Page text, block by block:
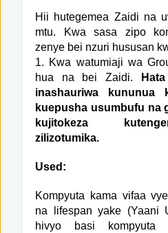
Hii hutegemea Zaidi na
mtu. Kwa sasa zipo
zenye bei nzuri hususan
1. Kwa watumiaji wa
hua na bei Zaidi.
inashauriwa kununua
kuepusha usumbufu na
kujitokeza
zilizotumika.
Used:
Kompyuta kama vifaa
na lifespan yake (Yaani
hivyo basi kompyuta